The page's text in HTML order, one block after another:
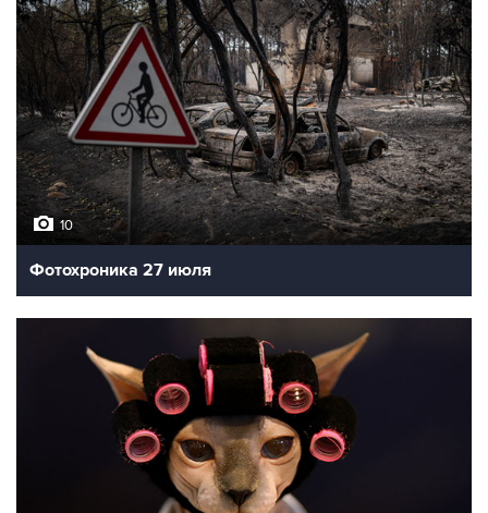
10
Фотохроника 27 июля